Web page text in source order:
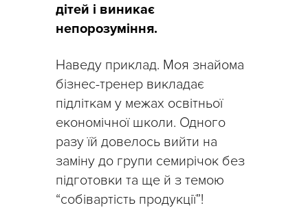
дітей і виникає
непорозуміння.
Наведу приклад. Моя знайома
бізнес-тренер викладає
підліткам у межах освітньої
економічної школи. Одного
разу їй довелось вийти на
заміну до групи семирічок без
підготовки та ще й з темою
“собівартість продукції”!